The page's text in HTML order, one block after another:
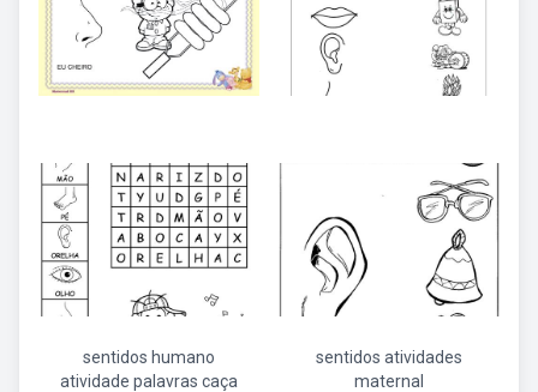
sentidos humano
atividade palavras caça
sentidos atividades
maternal